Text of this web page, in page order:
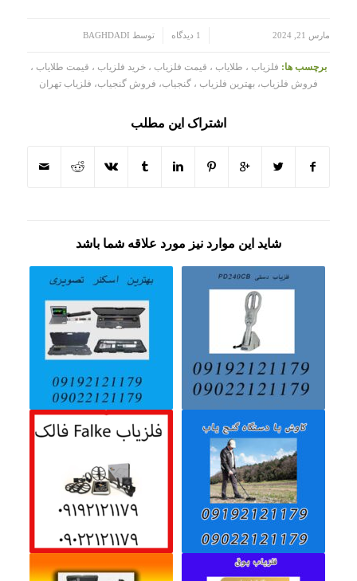
مارس 21, 2024 1 دیدگاه توسط BAGHDADI
برچسب ها: فلزیاب ، طلایاب ، قیمت فلزیاب ، خرید فلزیاب ، قیمت طلایاب ،
فروش فلزیاب، بهترین فلزیاب ، گنجیاب، فروش گنجیاب، فلزیاب تهران
اشتراک این مطلب
شاید این موارد نیز مورد علاقه شما باشد